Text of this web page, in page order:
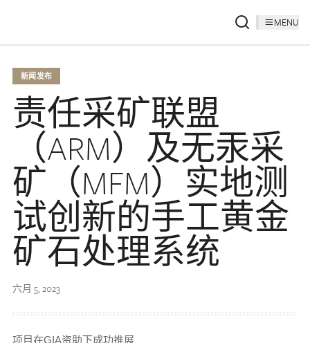
MENU
新闻发布
责任采矿联盟
（ARM）及无汞采
矿（MFM）实地测
试创新的手工黄金
矿石处理系统
六月 5, 2023
项目在GIA资助下成功推展